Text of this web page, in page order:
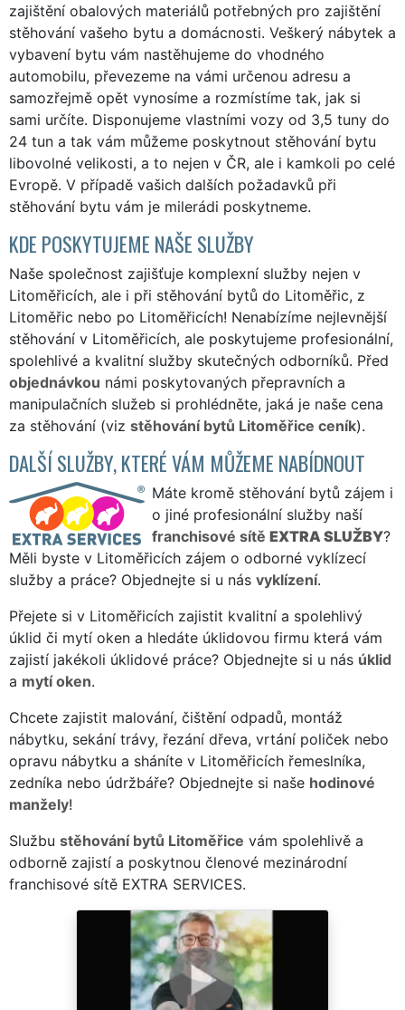
zajištění obalových materiálů potřebných pro zajištění
stěhování vašeho bytu a domácnosti. Veškerý nábytek a
vybavení bytu vám nastěhujeme do vhodného
automobilu, převezeme na vámi určenou adresu a
samozřejmě opět vynosíme a rozmístíme tak, jak si
sami určíte. Disponujeme vlastními vozy od 3,5 tuny do
24 tun a tak vám můžeme poskytnout stěhování bytu
libovolné velikosti, a to nejen v ČR, ale i kamkoli po celé
Evropě. V případě vašich dalších požadavků při
stěhování bytu vám je milerádi poskytneme.
KDE POSKYTUJEME NAŠE SLUŽBY
Naše společnost zajišťuje komplexní služby nejen v
Litoměřicích, ale i při stěhování bytů do Litoměřic, z
Litoměřic nebo po Litoměřicích! Nenabízíme nejlevnější
stěhování v Litoměřicích, ale poskytujeme profesionální,
spolehlivé a kvalitní služby skutečných odborníků. Před
objednávkou námi poskytovaných přepravních a
manipulačních služeb si prohlédněte, jaká je naše cena
za stěhování (viz stěhování bytů Litoměřice ceník).
DALŠÍ SLUŽBY, KTERÉ VÁM MŮŽEME NABÍDNOUT
Máte kromě stěhování bytů zájem i
o jiné profesionální služby naší
franchisové sítě EXTRA SLUŽBY?
Měli byste v Litoměřicích zájem o odborné vyklízecí
služby a práce? Objednejte si u nás vyklízení.
Přejete si v Litoměřicích zajistit kvalitní a spolehlivý
úklid či mytí oken a hledáte úklidovou firmu která vám
zajistí jakékoli úklidové práce? Objednejte si u nás úklid
a mytí oken.
Chcete zajistit malování, čištění odpadů, montáž
nábytku, sekání trávy, řezání dřeva, vrtání poliček nebo
opravu nábytku a sháníte v Litoměřicích řemeslníka,
zedníka nebo údržbáře? Objednejte si naše hodinové
manžely!
Službu stěhování bytů Litoměřice vám spolehlivě a
odborně zajistí a poskytnou členové mezinárodní
franchisové sítě EXTRA SERVICES.